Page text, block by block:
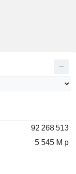
92 268 513
5 545 M p